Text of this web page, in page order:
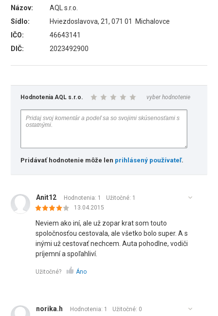
Názov:
AQL s.r.o.
Sídlo:
Hviezdoslavova, 21, 071 01 Michalovce
IČO:
46643141
DIČ:
2023492900
Hodnotenia AQL s.r.o. vyber hodnotenie
Pridávať hodnotenie môže len prihlásený používateľ.
Anit12 Hodnotenia: 1 Užitočné: 1
13.04.2015
Neviem ako iní, ale už zopar krat som touto
spoločnosťou cestovala, ale všetko bolo super. A s
inými už cestovať nechcem. Auta pohodlne, vodiči
príjemní a spoľahliví.
Užitočné? Áno
norika.h Hodnotenia: 1 Užitočné: 0